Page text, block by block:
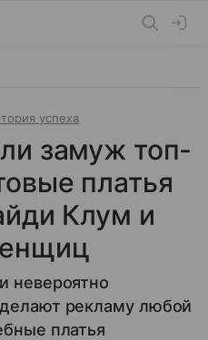
успеха
замуж топ-
платья
Клум и
невероятно
рекламу любой
платья